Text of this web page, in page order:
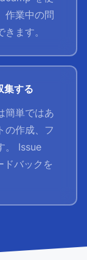
作業中の問
ます。
集する
簡単ではあ
の作成、フ
。 Issue
バックを